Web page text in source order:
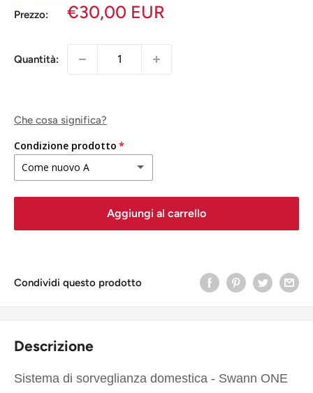
Prezzo: €30,00 EUR
Quantità:
Che cosa significa?
Condizione prodotto
Come nuovo A
Come nuovo A
Buono stato B
Aggiungi al carrello
Condividi questo prodotto
Descrizione
Sistema di sorveglianza domestica - Swann ONE